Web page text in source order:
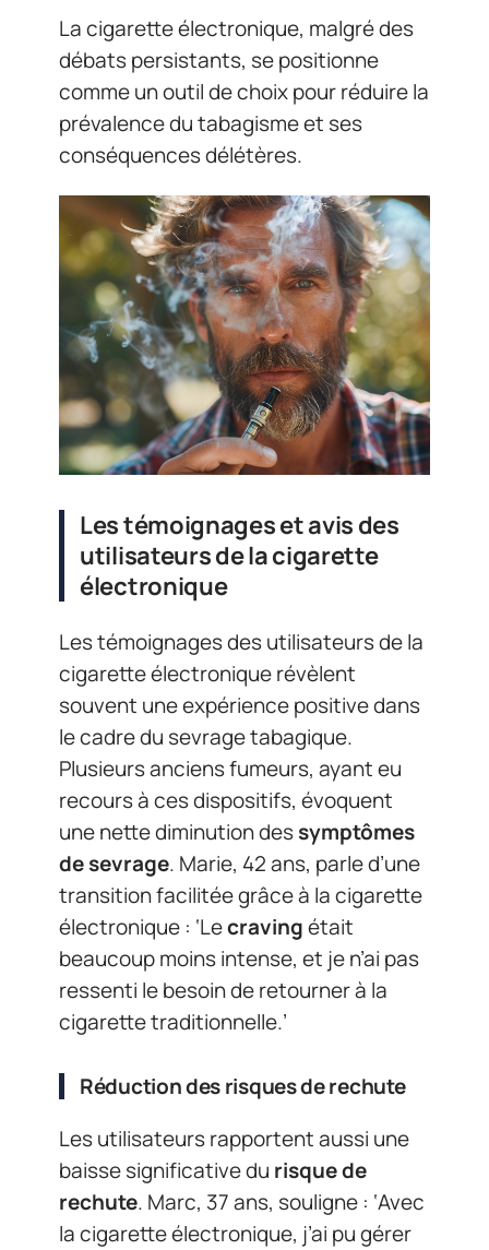
La cigarette électronique, malgré des
débats persistants, se positionne
comme un outil de choix pour réduire la
prévalence du tabagisme et ses
conséquences délétères.
Les témoignages et avis des
utilisateurs de la cigarette
électronique
Les témoignages des utilisateurs de la
cigarette électronique révèlent
souvent une expérience positive dans
le cadre du sevrage tabagique.
Plusieurs anciens fumeurs, ayant eu
recours à ces dispositifs, évoquent
une nette diminution dessymptômes
de sevrage. Marie, 42 ans, parle d’une
transition facilitée grâce à la cigarette
électronique : ‘Lecravingétait
beaucoup moins intense, et je n’ai pas
ressenti le besoin de retourner à la
cigarette traditionnelle.’
Réduction des risques de rechute
Les utilisateurs rapportent aussi une
baisse significative du risque de
rechute. Marc, 37 ans, souligne : ‘Avec
la cigarette électronique, j’ai pu gérer